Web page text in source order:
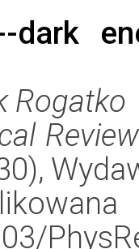
dark
Rogatko